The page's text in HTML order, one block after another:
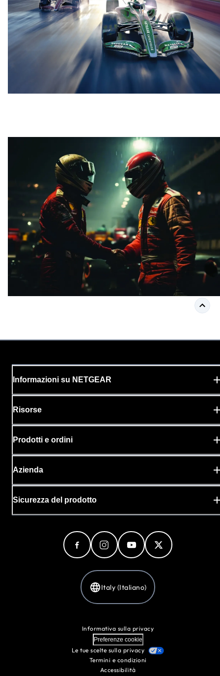
Informazioni su NETGEAR
Risorse
Prodotti e ordini
Azienda
Sicurezza del prodotto
Italy (Italiano)
Informativa sulla privacy
Preferenze cookie
Le tue scelte sulla privacy
Termini e condizioni
Accessibilità